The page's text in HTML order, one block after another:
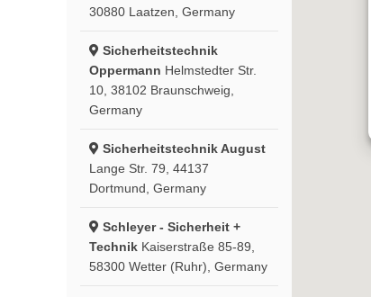
30880 Laatzen, Germany
Sicherheitstechnik
Oppermann Helmstedter Str.
10, 38102 Braunschweig,
Germany
Sicherheitstechnik August
Lange Str. 79, 44137
Dortmund, Germany
Schleyer - Sicherheit +
Technik Kaiserstraße 85-89,
58300 Wetter (Ruhr), Germany